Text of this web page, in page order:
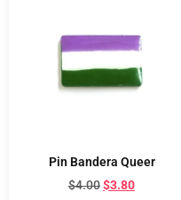
Pin Bandera Queer
$4.00$3.80